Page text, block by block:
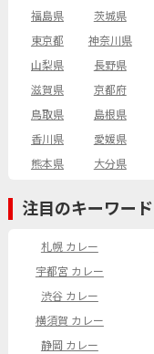
福島県
茨城県
東京都
神奈川県
山梨県
長野県
滋賀県
京都府
鳥取県
島根県
香川県
愛媛県
熊本県
大分県
注目のキーワード
札幌 カレー
宇都宮 カレー
渋谷 カレー
横須賀 カレー
静岡 カレー